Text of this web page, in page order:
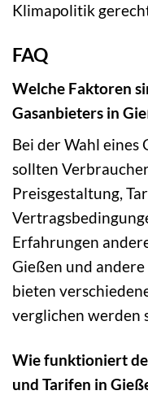
Klimapolitik
FAQ
Welche Faktoren
Gasanbieters in
Bei der Wahl eines
sollten
Preisgestaltung,
Erfahrungen
Gießen und
bieten
verglichen werden
Wie funktioniert
und Tarifen in